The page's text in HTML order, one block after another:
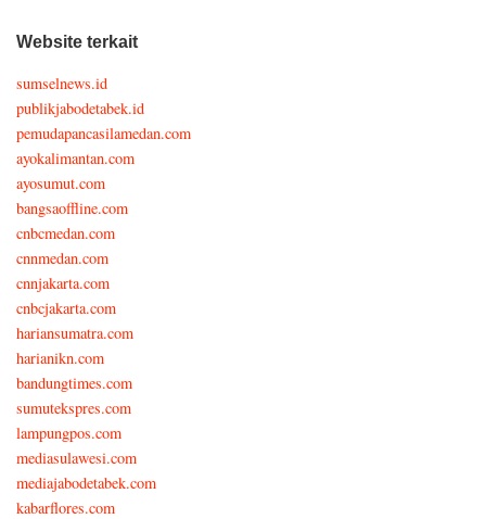
Website terkait
sumselnews.id
publikjabodetabek.id
pemudapancasilamedan.com
ayokalimantan.com
ayosumut.com
bangsaoffline.com
cnbcmedan.com
cnnmedan.com
cnnjakarta.com
cnbcjakarta.com
hariansumatra.com
harianikn.com
bandungtimes.com
sumutekspres.com
lampungpos.com
mediasulawesi.com
mediajabodetabek.com
kabarflores.com